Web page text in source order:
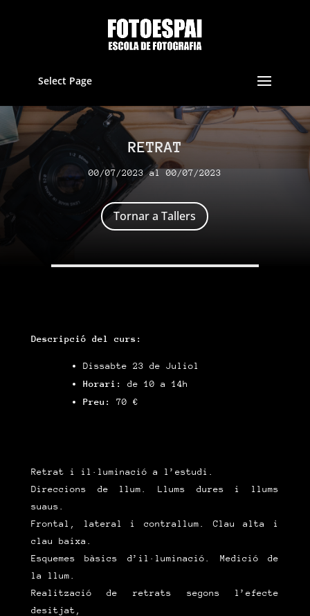
Select Page
RETRAT
00/07/2023 al 00/07/2023
Tornar a Tallers
Descripció del curs:
Dissabte 23 de Juliol
Horari:
de 10 a 14h
Preu:
70 €
Retrat i il·luminació a l’estudi.
Direccions de llum. Llums dures i llums
suaus.
Frontal, lateral i contrallum. Clau alta i
clau baixa.
Esquemes bàsics d’il·luminació. Medició de
la llum.
Realització de retrats segons l’efecte
desitjat,